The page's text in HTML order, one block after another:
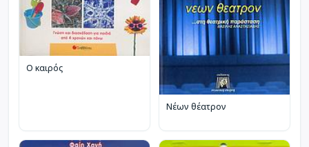
Ο καιρός
Νέων θέατρον